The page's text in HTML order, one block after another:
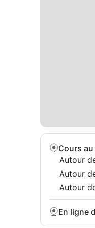
Cours
Autour
Autour
Autour
En ligne